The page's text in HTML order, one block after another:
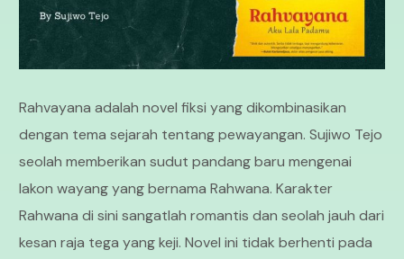
Rahvayana adalah novel fiksi yang dikombinasikan
dengan tema sejarah tentang pewayangan. Sujiwo Tejo
seolah memberikan sudut pandang baru mengenai
lakon wayang yang bernama Rahwana. Karakter
Rahwana di sini sangatlah romantis dan seolah jauh dari
kesan raja tega yang keji. Novel ini tidak berhenti pada